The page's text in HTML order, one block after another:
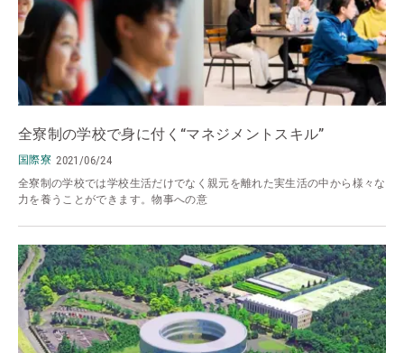
全寮制の学校で身に付く“マネジメントスキル”
国際寮 2021/06/24
全寮制の学校では学校生活だけでなく親元を離れた実生活の中から様々な
力を養うことができます。物事への意